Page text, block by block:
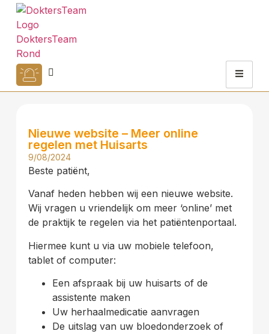
Nieuwe website – Meer online
regelen met Huisarts
9/08/2024
Beste patiënt,
Vanaf heden hebben wij een nieuwe website.
Wij vragen u vriendelijk om meer ‘online’ met
de praktijk te regelen via het patiëntenportaal.
Hiermee kunt u via uw mobiele telefoon,
tablet of computer:
Een afspraak bij uw huisarts of de
assistente maken
Uw herhaalmedicatie aanvragen
De uitslag van uw bloedonderzoek of